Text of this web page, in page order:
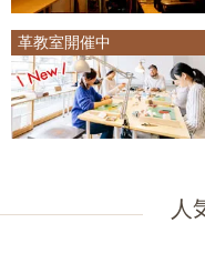
革教室開催中
人